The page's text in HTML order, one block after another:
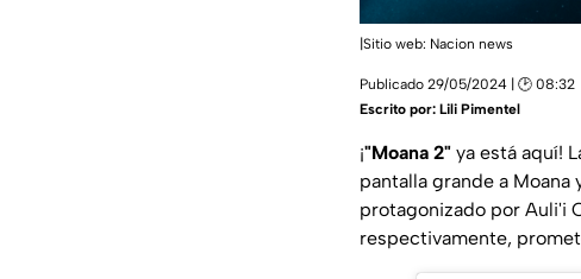
|Sitio web: Nacion news
Publicado 29/05/2024 | 🕑 08:32
Escrito por: Lili Pimentel
¡"Moana 2" ya está aquí!
pantalla grande a Moana
protagonizado por Auli'i
respectivamente,